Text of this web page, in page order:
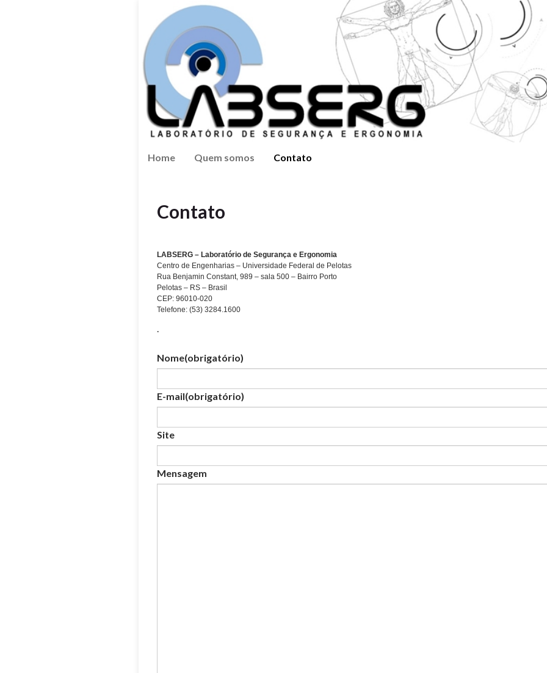
Home Quem somos Contato
Contato
LABSERG – Laboratório de Segurança e Ergonomia
Centro de Engenharias – Universidade Federal de Pelotas
Rua Benjamin Constant, 989 – sala 500 – Bairro Porto
Pelotas – RS – Brasil
CEP: 96010-020
Telefone: (53) 3284.1600
.
Nome(obrigatório)
E-mail(obrigatório)
Site
Mensagem